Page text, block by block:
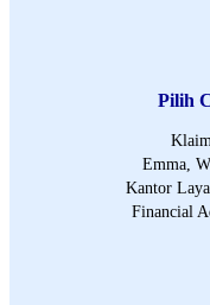
Pilih
Emma,
Kantor
Financial